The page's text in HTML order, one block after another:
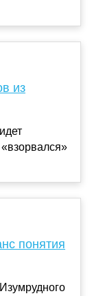
из
понятия